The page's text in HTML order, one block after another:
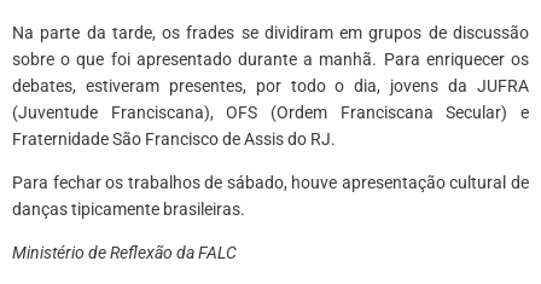
Na parte da tarde, os frades se dividiram em grupos de discussão
sobre o que foi apresentado durante a manhã. Para enriquecer os
debates, estiveram presentes, por todo o dia, jovens da JUFRA
(Juventude Franciscana), OFS (Ordem Franciscana Secular) e
Fraternidade São Francisco de Assis do RJ.
Para fechar os trabalhos de sábado, houve apresentação cultural de
danças tipicamente brasileiras.
Ministério de Reflexão da FALC